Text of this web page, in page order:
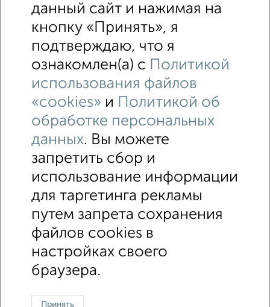
Участок 21 сот., ИЖС, 20 км от города
2 600 000₽ 1 300₽за сотку
Собственник, 17.04.2021
↑ НАВЕРХ К МЕНЮ
ИЖС СНТ В черте города От собственника
Контакты
Политика конфиденциальности
Пользовательское соглашение
Коломна, улица Зайцева 48
Реклама на портале
Новости
Консультации по недвижимости
данный сайт и нажимая на
кнопку «Принять», я
подтверждаю, что я
ознакомлен(а) с Политикой
использования файлов
«cookies» и Политикой об
обработке персональных
данных. Вы можете
запретить сбор и
использование информации
для таргетинга рекламы
путем запрета сохранения
файлов cookies в
настройках своего
браузера.
Принять